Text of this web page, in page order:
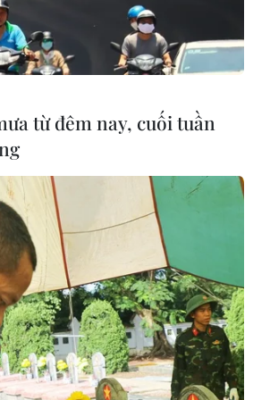
07/08/2026 04:28
Cuộc tìm kiếm và vá lại
những 'trái tim lỗi '
07/08/2026 04:03
từ đêm nay, cuối tuần